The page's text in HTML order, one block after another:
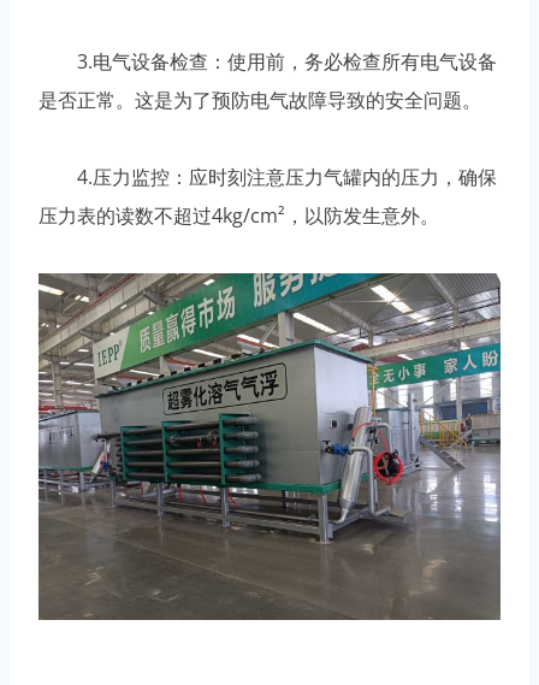
3.电气设备检查：使用前，务必检查所有电气设备
是否正常。这是为了预防电气故障导致的安全问题。
4.压力监控：应时刻注意压力气罐内的压力，确保
压力表的读数不超过4kg/cm²，以防发生意外。